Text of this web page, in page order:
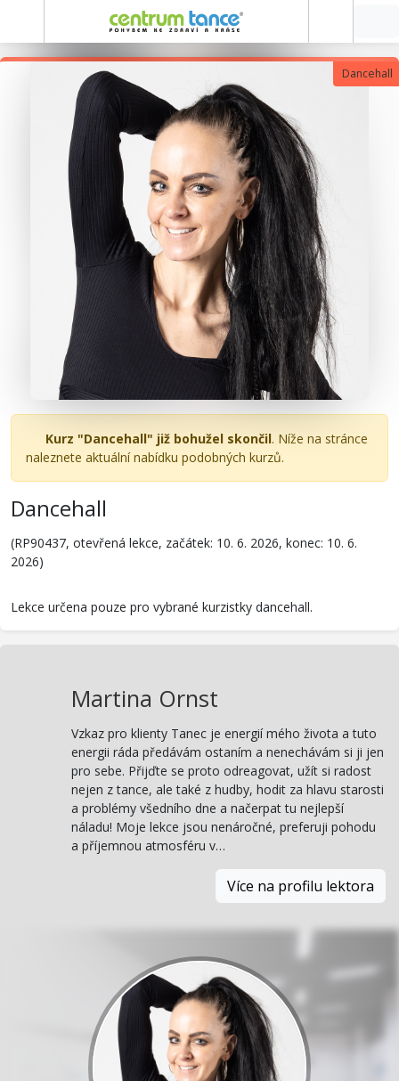
Dancehall
Kurz "Dancehall" již bohužel skončil. Níže na stránce
naleznete aktuální nabídku podobných kurzů.
Dancehall
(RP90437, otevřená lekce, začátek: 10. 6. 2026, konec: 10. 6.
2026)
Lekce určena pouze pro vybrané kurzistky dancehall.
Martina Ornst
Vzkaz pro klienty Tanec je energií mého života a tuto
energii ráda předávám ostaním a nenechávám si ji jen
pro sebe. Přijďte se proto odreagovat, užít si radost
nejen z tance, ale také z hudby, hodit za hlavu starosti
a problémy všedního dne a načerpat tu nejlepší
náladu! Moje lekce jsou nenáročné, preferuji pohodu
a příjemnou atmosféru v…
Více na profilu lektora